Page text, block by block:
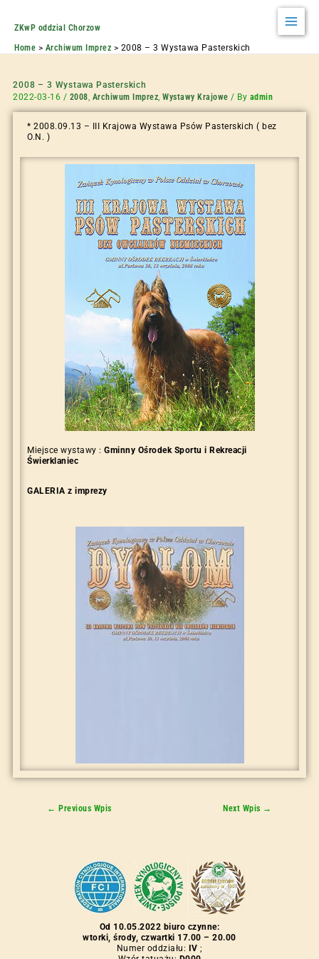
ZKwP oddzial Chorzow
Home
Archiwum Imprez 2008 – 3 Wystawa Pasterskich
2008 – 3 Wystawa Pasterskich
2022-03-16 / 2008, Archiwum Imprez,Wystawy Krajowe / By admin
* 2008.09.13 – III Krajowa Wystawa Psów Pasterskich ( bez
O.N. )
Miejsce wystawy :Gminny Ośrodek Sportu i Rekreacji
Świerklaniec
GALERIA z imprezy
← Previous Wpis Next Wpis →
Od 10.05.2022 biuro czynne:
wtorki, środy, czwartki 17.00 – 20.00
Numer oddziału: IV ;